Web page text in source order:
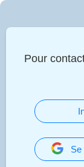
Pour
Se